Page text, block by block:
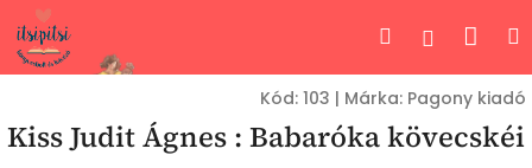
Ugrás
fő
tartalomhoz
Keresés
Kód: 103 | Márka: Pagony kiadó
Kiss Judit Ágnes : Babaróka kövecskéi